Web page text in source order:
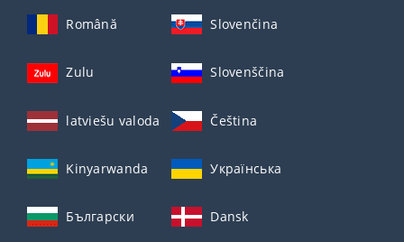
Română Slovenčina
Zulu Slovenščina
latviešu valoda Čeština
Kinyarwanda Українська
Български Dansk